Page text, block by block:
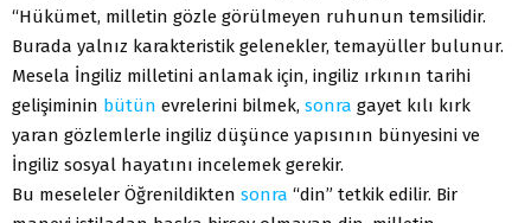
“Hükümet, milletin gözle görülmeyen ruhunun temsilidir.
Burada yalnız karakteristik gelenekler, temayüller bulunur.
Mesela İngiliz milletini anlamak için, ingiliz ırkının tarihi
gelişiminin bütün evrelerini bilmek, sonra gayet kılı kırk
yaran gözlemlerle ingiliz düşünce yapısının bünyesini ve
İngiliz sosyal hayatını incelemek gerekir.
Bu meseleler Öğrenildikten sonra “din” tetkik edilir. Bir